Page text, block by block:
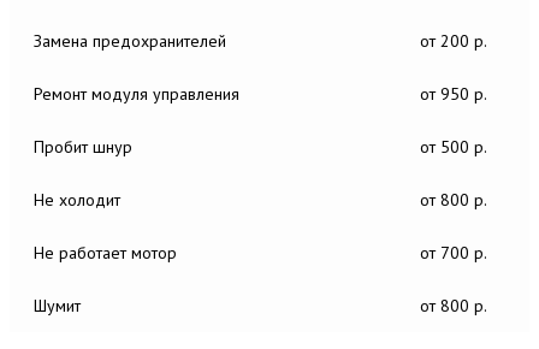
Замена предохранителей от 200 р.
Ремонт модуля управления от 950 р.
Пробит шнур от 500 р.
Не холодит от 800 р.
Не работает мотор от 700 р.
Шумит от 800 р.